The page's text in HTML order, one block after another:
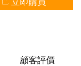
顧客評價